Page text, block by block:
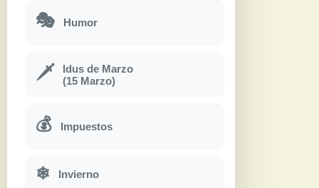
🎭 Humor
🗡
Idus de Marzo
(15 Marzo)
💰 Impuestos
❄ Invierno